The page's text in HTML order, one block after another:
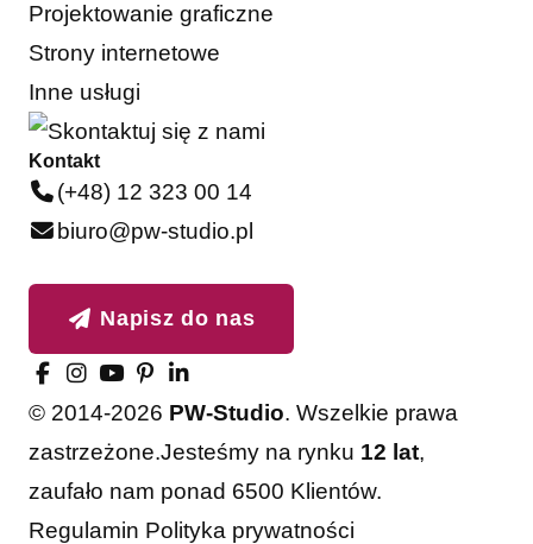
Projektowanie graficzne
Strony internetowe
Inne usługi
Kontakt
(+48) 12 323 00 14
biuro@pw-studio.pl
Napisz do nas
© 2014-2026 PW-Studio. Wszelkie prawa
zastrzeżone.Jesteśmy na rynku 12 lat,
zaufało nam ponad 6500 Klientów.
Regulamin Polityka prywatności
Akceptuję Odrzucam